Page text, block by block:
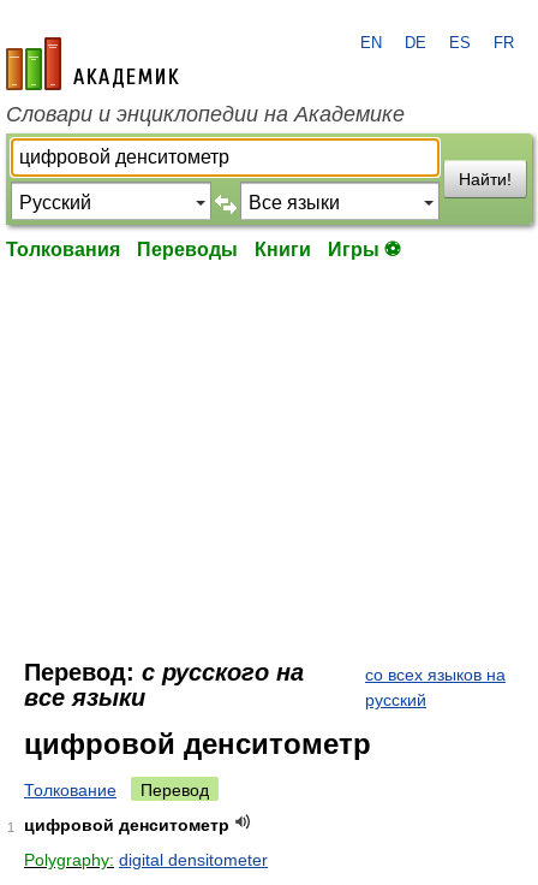
academic.ru
EN DE ES FR
Словари и энциклопедии на Академике
Найти!
Толкования Переводы Книги Игры ⚽
Перевод: с русского на
все языки
со всех языков на
русский
цифровой денситометр
Толкование Перевод
1
цифровой денситометр
Polygraphy: digital densitometer